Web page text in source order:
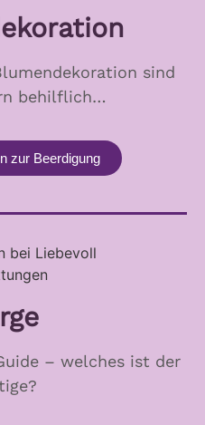
sind
behilflich…
zur Beerdigung
– welches ist der